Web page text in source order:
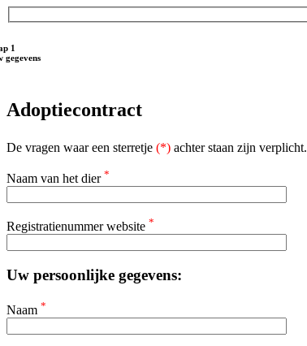
1
gegevens
Adoptiecontract
De vragen waar een sterretje (*) achter staan zijn verplicht.
Naam van het dier *
Registratienummer website *
Uw persoonlijke gegevens:
Naam *